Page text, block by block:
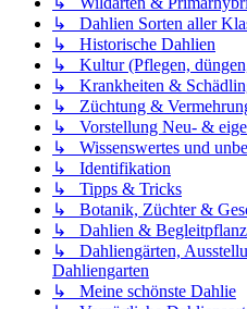
↳ Dahlien Sorten aller
↳ Historische Dahlien
↳ Kultur (Pflegen,
↳ Krankheiten &
↳ Züchtung &
↳ Vorstellung Neu- &
↳ Wissenswertes und
↳ Identifikation
↳ Tipps & Tricks
↳ Botanik, Züchter &
↳ Dahlien &
↳ Dahliengärten,
Dahliengarten
↳ Meine schönste Dahlie